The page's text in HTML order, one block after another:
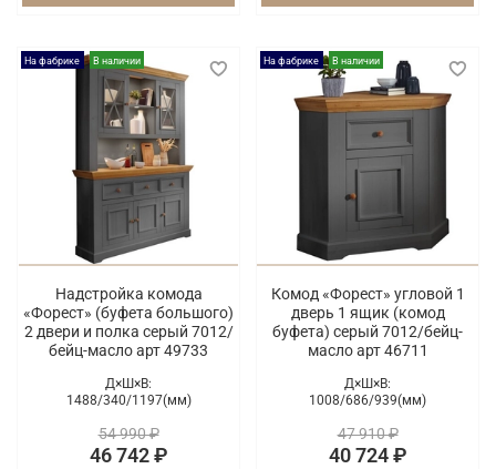
На фабрике В наличии
Надстройка комода
«Форест» (буфета большого)
2 двери и полка серый 7012/
бейц-масло арт 49733
Д×Ш×В:
1488/340/1197(мм)
54 990 ₽
46 742 ₽
На фабрике В наличии
Комод «Форест» угловой 1
дверь 1 ящик (комод
буфета) серый 7012/бейц-
масло арт 46711
Д×Ш×В:
1008/686/939(мм)
47 910 ₽
40 724 ₽